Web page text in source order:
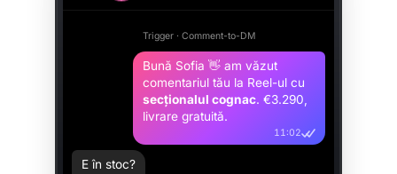
Trigger · Comment-to-DM
Bună Sofia 👋 am văzut
comentariul tău la Reel-ul cu
secționalul cognac. €3.290,
livrare gratuită.
11:02
E în stoc?